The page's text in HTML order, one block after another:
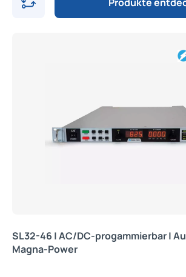
SL32-46 | AC/DC-progammierbar |
Magna-Power